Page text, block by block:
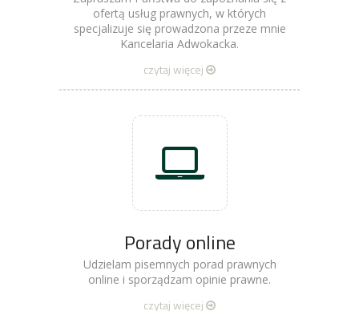
ofertą usług prawnych, w których
specjalizuje się prowadzona przeze mnie
Kancelaria Adwokacka.
czytaj więcej
Porady online
Udzielam pisemnych porad prawnych
online i sporządzam opinie prawne.
czytaj więcej